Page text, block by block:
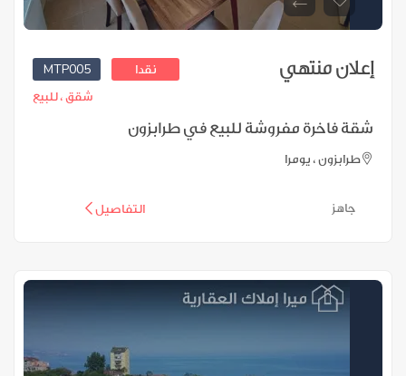
MTP005 نقدا إعلان منتهي
شقق ،للبيع
شقة فاخرة مفروشة للبيع في طرابزون
طرابزون ، يومرا
التفاصيل